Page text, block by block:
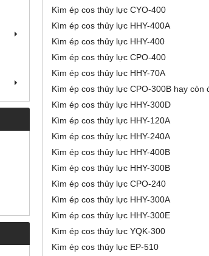
Kìm ép cos thủy lực CYO-400
Kìm ép cos thủy lực HHY-400A
Kìm ép cos thủy lực HHY-400
Kìm ép cos thủy lực CPO-400
Kìm ép cos thủy lực HHY-70A
Kìm ép cos thủy lực CPO-300B hay
Kìm ép cos thủy lực HHY-300D
Kìm ép cos thủy lực HHY-120A
Kìm ép cos thủy lực HHY-240A
Kìm ép cos thủy lực HHY-400B
Kìm ép cos thủy lực HHY-300B
Kìm ép cos thủy lực CPO-240
Kìm ép cos thủy lực HHY-300A
Kìm ép cos thủy lực HHY-300E
Kìm ép cos thủy lực YQK-300
Kìm ép cos thủy lực EP-510